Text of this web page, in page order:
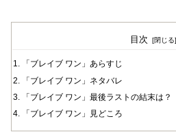
目次
「ブレイブ ワン」あらすじ
「ブレイブ ワン」ネタバレ
「ブレイブ ワン」最後ラストの結末は？
「ブレイブ ワン」見どころ